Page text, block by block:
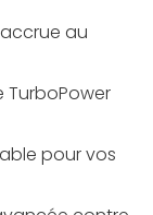
au
TurboPower
pour vos